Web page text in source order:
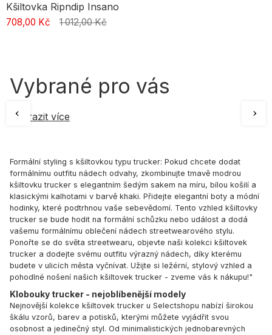
Kšiltovka Ripndip Insano
708,00 Kč 1 012,00 Kč
Vybrané pro vás
Zobrazit více
Formální styling s kšiltovkou typu trucker: Pokud chcete dodat
formálnímu outfitu nádech odvahy, zkombinujte tmavě modrou
kšiltovku trucker s elegantním šedým sakem na míru, bílou košilí a
klasickými kalhotami v barvě khaki. Přidejte elegantní boty a módní
hodinky, které podtrhnou vaše sebevědomí. Tento vzhled kšiltovky
trucker se bude hodit na formální schůzku nebo událost a dodá
vašemu formálnímu oblečení nádech streetwearového stylu.
Ponořte se do světa streetwearu, objevte naši kolekci kšiltovek
trucker a dodejte svému outfitu výrazný nádech, díky kterému
budete v ulicích města vyčnívat. Užijte si ležérní, stylový vzhled a
pohodlné nošení našich kšiltovek trucker - zveme vás k nákupu!"
Klobouky trucker - nejoblíbenější modely
Nejnovější kolekce kšiltovek trucker u Selectshopu nabízí širokou
škálu vzorů, barev a potisků, kterými můžete vyjádřit svou
osobnost a jedinečný styl. Od minimalistických jednobarevných